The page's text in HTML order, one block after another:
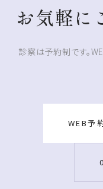
お気軽に
診察は予約制です。
WEB予